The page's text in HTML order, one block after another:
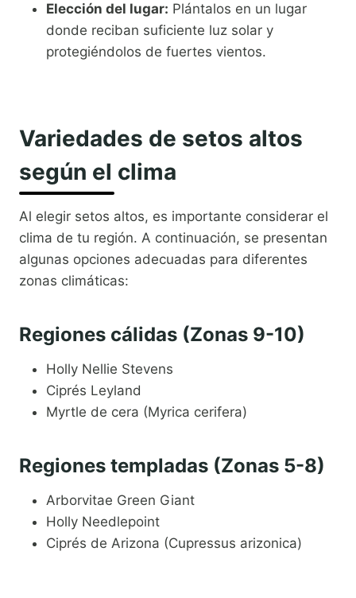
Elección del lugar: Plántalos en un lugar
donde reciban suficiente luz solar y
protegiéndolos de fuertes vientos.
Variedades de setos altos
según el clima
Al elegir setos altos, es importante considerar el
clima de tu región. A continuación, se presentan
algunas opciones adecuadas para diferentes
zonas climáticas:
Regiones cálidas (Zonas 9-10)
Holly Nellie Stevens
Ciprés Leyland
Myrtle de cera (Myrica cerifera)
Regiones templadas (Zonas 5-8)
Arborvitae Green Giant
Holly Needlepoint
Ciprés de Arizona (Cupressus arizonica)